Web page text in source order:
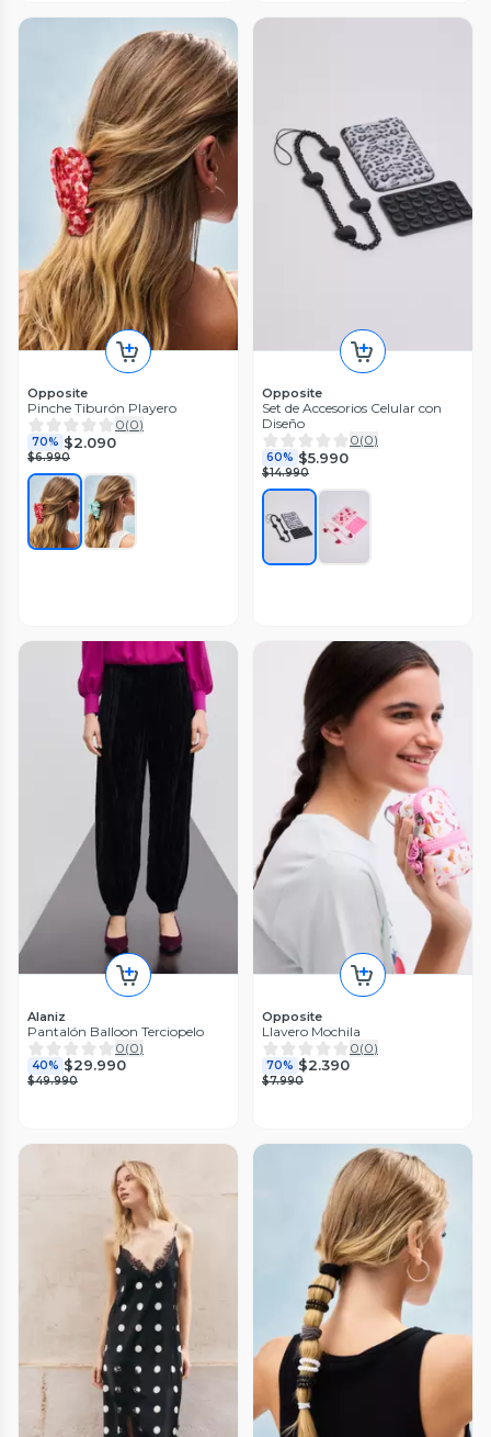
Opposite
Pinche Tiburón Playero
0(0)
70% $2.090
$6.990
Opposite
Set de Accesorios Celular con
Diseño
0(0)
60% $5.990
$14.990
Alaniz
Pantalón Balloon Terciopelo
0(0)
40% $29.990
$49.990
Opposite
Llavero Mochila
0(0)
70% $2.390
$7.990